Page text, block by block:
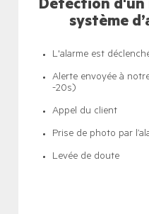
Détection
système
L'alarme est
Alerte envoyée à
-20s)
Appel du client
Prise de photo par
Levée de doute